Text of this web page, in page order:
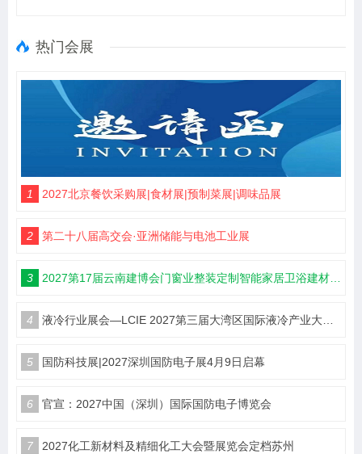
热门会展
1 2027北京餐饮采购展|食材展|预制菜展|调味品展
2 第二十八届高交会·亚洲储能与电池工业展
3 2027第17届云南建博会门窗业整装定制智能家居卫浴建材展会
4 液冷行业展会—LCIE 2027第三届大湾区国际液冷产业大会暨展览会（深圳）
5 国防科技展|2027深圳国防电子展4月9日启幕
6 官宣：2027中国（深圳）国际国防电子博览会
7 2027化工新材料及精细化工大会暨展览会定档苏州